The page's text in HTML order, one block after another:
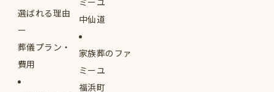
選ばれる理由
葬儀プラン・
費用
中仙道
家族葬のファ
ミーユ
福浜町